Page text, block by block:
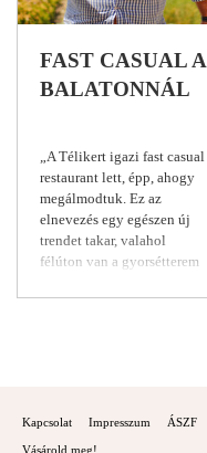
FAST CASUAL A
BALATONNÁL
„A Télikert igazi fast casual
restaurant lett, épp, ahogy
megálmodtuk. Ez az
elnevezés egy egészen új
trendet takar, valahol
félúton van a gyorsétterem
helyet szerettem volna
az igényes egyszerűségre
Kapcsolat Impresszum ÁSZF
Vásárold meg!